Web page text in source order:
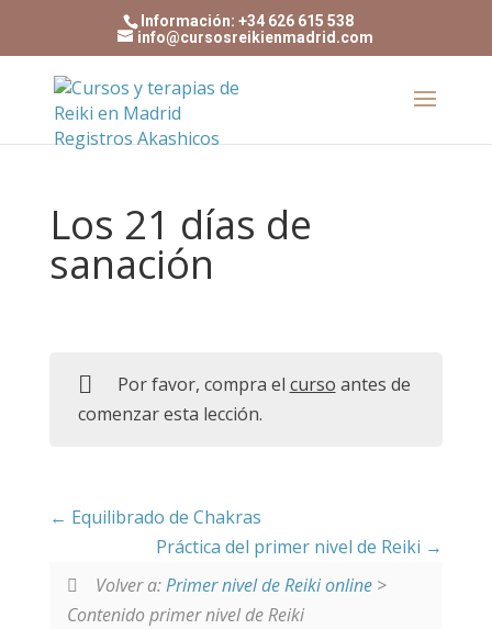
Información: +34 626 615 538
info@cursosreikienmadrid.com
Los 21 días de
sanación
Por favor, compra el curso antes de
comenzar esta lección.
Equilibrado de Chakras
Práctica del primer nivel de Reiki
Volver a:Primer nivel de Reiki online>
Contenido primer nivel de Reiki